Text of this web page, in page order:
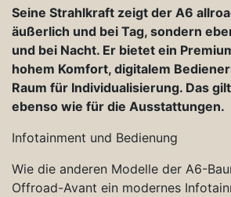
Seine Strahlkraft zeigt der A6
äußerlich und bei Tag, sondern
und bei Nacht. Er bietet ein
hohem Komfort, digitalem
Raum für Individualisierung. Das
ebenso wie für die Ausstattungen.
Infotainment und Bedienung
Wie die anderen Modelle der A6-
Offroad-Avant ein modernes